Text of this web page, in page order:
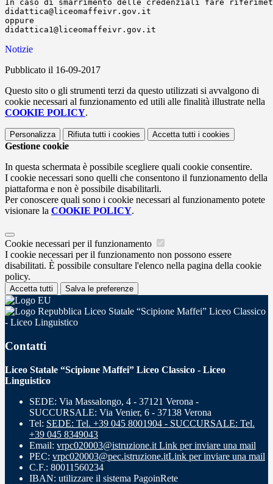
In caso di smarrimento delle credenziali fare
didattica@liceomaffeivr.gov.it
oppure
didattica1@liceomaffeivr.gov.it
Notizie
Pubblicato il 16-09-2017
Questo sito o gli strumenti terzi da questo utilizzati si avvalgono di
cookie necessari al funzionamento ed utili alle finalità illustrate nella
COOKIE POLICY.
Personalizza Rifiuta tutti i cookies Accetta tutti i cookies
Gestione cookie
In questa schermata è possibile scegliere quali cookie consentire.
I cookie necessari sono quelli che consentono il funzionamento della
piattaforma e non è possibile disabilitarli.
Per conoscere quali sono i cookie necessari al funzionamento potete
visionare la COOKIE POLICY.
Cookie necessari per il funzionamento
I cookie necessari per il funzionamento non possono essere
disabilitati. È possibile consultare l'elenco nella pagina della cookie
policy.
Accetta tutti Salva le preferenze
Liceo Statale “Scipione Maffei” Liceo Classico
- Liceo Linguistico
Contatti
Liceo Statale “Scipione Maffei” Liceo Classico - Liceo
Linguistico
SEDE: Via Massalongo, 4 - 37121 Verona -
SUCCURSALE: Via Venier, 6 - 37138 Verona
Tel: SEDE: Tel. +39 045 8001904 - SUCCURSALE: Tel.
+39 045 8349043
Email: vrpc020003@istruzione.it Link per inviare una mail
PEC: vrpc020003@pec.istruzione.itLink per inviare una mail
C.F.: 80011560234
IBAN: utilizzare il sistema PagoinRete